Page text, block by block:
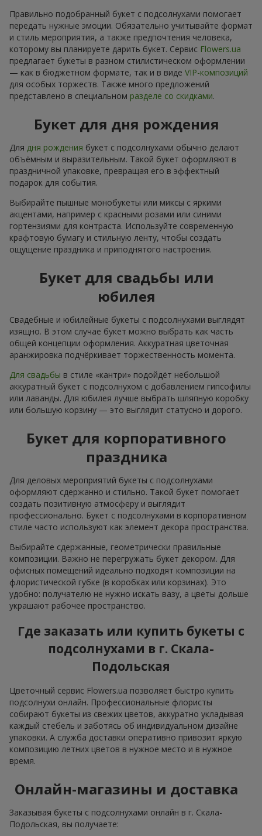
Правильно подобранный букет с подсолнухами помогает
передать нужные эмоции. Обязательно учитывайте формат
и стиль мероприятия, а также предпочтения человека,
которому вы планируете дарить букет. Сервис Flowers.ua
предлагает букеты в разном стилистическом оформлении
— как в бюджетном формате, так и в виде VIP-композиций
для особых торжеств. Также много предложений
представлено в специальном разделе со скидками.
Букет для дня рождения
Для дня рождения букет с подсолнухами обычно делают
объёмным и выразительным. Такой букет оформляют в
праздничной упаковке, превращая его в эффектный
подарок для события.
Выбирайте пышные монобукеты или миксы с яркими
акцентами, например с красными розами или синими
гортензиями для контраста. Используйте современную
крафтовую бумагу и стильную ленту, чтобы создать
ощущение праздника и приподнятого настроения.
Букет для свадьбы или
юбилея
Свадебные и юбилейные букеты с подсолнухами выглядят
изящно. В этом случае букет можно выбрать как часть
общей концепции оформления. Аккуратная цветочная
аранжировка подчёркивает торжественность момента.
Для свадьбы в стиле «кантри» подойдёт небольшой
аккуратный букет с подсолнухом с добавлением гипсофилы
или лаванды. Для юбилея лучше выбрать шляпную коробку
или большую корзину — это выглядит статусно и дорого.
Букет для корпоративного
праздника
Для деловых мероприятий букеты с подсолнухами
оформляют сдержанно и стильно. Такой букет помогает
создать позитивную атмосферу и выглядит
профессионально. Букет с подсолнухами в корпоративном
стиле часто используют как элемент декора пространства.
Выбирайте сдержанные, геометрически правильные
композиции. Важно не перегружать букет декором. Для
офисных помещений идеально подходят композиции на
флористической губке (в коробках или корзинах). Это
удобно: получателю не нужно искать вазу, а цветы дольше
украшают рабочее пространство.
Где заказать или купить букеты с
подсолнухами в г. Скала-
Подольская
Цветочный сервис Flowers.ua позволяет быстро купить
подсолнухи онлайн. Профессиональные флористы
собирают букеты из свежих цветов, аккуратно укладывая
каждый стебель и заботясь об индивидуальном дизайне
упаковки. А служба доставки оперативно привозит яркую
композицию летних цветов в нужное место и в нужное
время.
Онлайн-магазины и доставка
Заказывая букеты с подсолнухами онлайн в г. Скала-
Подольская, вы получаете: